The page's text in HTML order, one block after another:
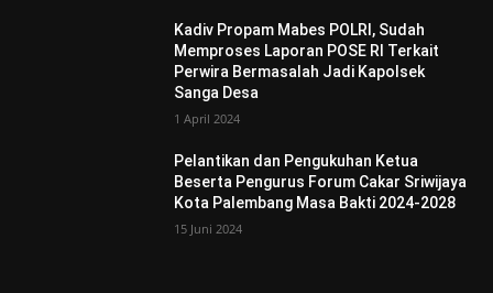
Kadiv Propam Mabes POLRI, Sudah
Memproses Laporan POSE RI Terkait
Perwira Bermasalah Jadi Kapolsek
Sanga Desa
1 April 2024
Pelantikan dan Pengukuhan Ketua
Beserta Pengurus Forum Cakar Sriwijaya
Kota Palembang Masa Bakti 2024-2028
15 Juni 2024